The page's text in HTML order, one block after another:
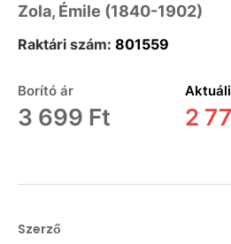
Zola, Émile (1840-1902)
Raktári szám: 801559
Borító ár
3 699 Ft 2
Szerző